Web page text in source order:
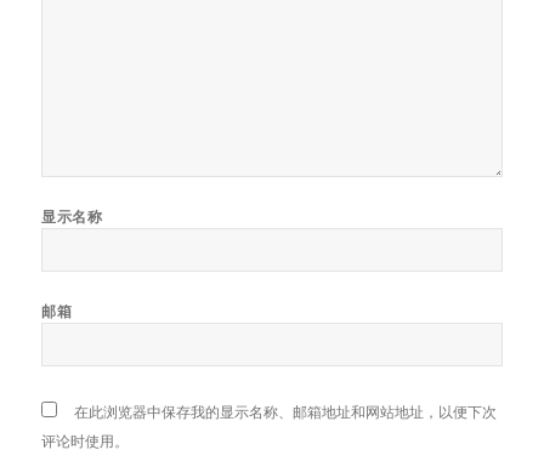
显示名称
邮箱
在此浏览器中保存我的显示名称、邮箱地址和网站地址，以便下次
评论时使用。